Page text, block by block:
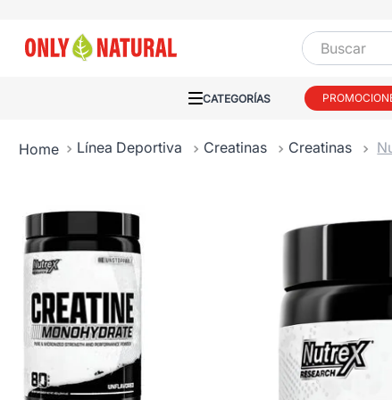
Buscar
Línea Deportiva Creatinas Creatinas